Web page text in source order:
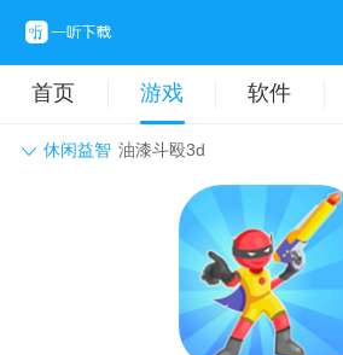
首页 游戏 软件
休闲益智 油漆斗殴3d
动作格斗 休闲
卡牌对战 音乐舞
挂机养成